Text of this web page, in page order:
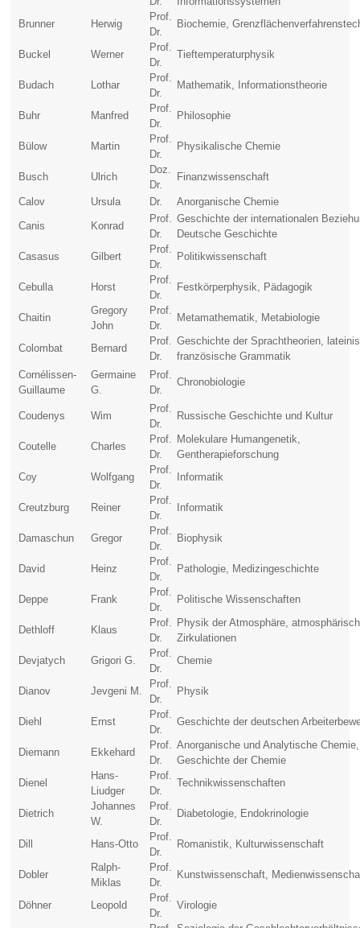
Brunner
Herwig
Prof.
Dr.
Biochemie,
Buckel Werner
Prof.
Dr.
Tieftemperaturphysik
Budach Lothar
Prof.
Dr.
Mathematik, Informationstheorie
Buhr Manfred
Prof.
Dr.
Philosophie
Bülow Martin
Prof.
Dr.
Physikalische Chemie
Busch Ulrich
Doz.
Dr.
Finanzwissenschaft
Calov Ursula Dr.
Anorganische Chemie
Canis
Konrad
Prof.
Dr.
Geschichte der internationalen
Deutsche Geschichte
Casasus
Gilbert
Prof.
Dr.
Politikwissenschaft
Cebulla Horst
Prof.
Dr.
Festkörperphysik, Pädagogik
Chaitin
Gregory
John
Prof.
Dr.
Metamathematik, Metabiologie
Colombat Bernard
Prof.
Dr.
Geschichte der Sprachtheorien,
französische Grammatik
Cornélissen-
Guillaume
Germaine
G.
Prof.
Dr.
Chronobiologie
Coudenys Wim
Prof.
Dr.
Russische Geschichte und Kultur
Coutelle Charles
Prof.
Dr.
Molekulare Humangenetik,
Gentherapieforschung
Coy
Wolfgang
Prof.
Dr.
Informatik
Creutzburg Reiner
Prof.
Dr.
Informatik
Damaschun Gregor
Prof.
Dr.
Biophysik
David Heinz
Prof.
Dr.
Pathologie, Medizingeschichte
Deppe Frank
Prof.
Dr.
Politische Wissenschaften
Dethloff Klaus
Prof.
Dr.
Physik der Atmosphäre,
Zirkulationen
Devjatych
Grigori G.
Prof.
Dr.
Chemie
Dianov Jevgeni M.
Prof.
Dr.
Physik
Diehl Ernst
Prof.
Dr.
Geschichte der deutschen
Diemann Ekkehard
Prof.
Dr.
Anorganische und Analytische Chemie,
Geschichte der Chemie
Dienel
Hans-
Liudger
Prof.
Dr.
Technikwissenschaften
Dietrich
Johannes
W.
Prof.
Dr.
Diabetologie, Endokrinologie
Dill Hans-Otto
Prof.
Dr.
Romanistik, Kulturwissenschaft
Dobler
Ralph-
Miklas
Prof.
Dr.
Kunstwissenschaft,
Döhner Leopold
Prof.
Dr.
Virologie